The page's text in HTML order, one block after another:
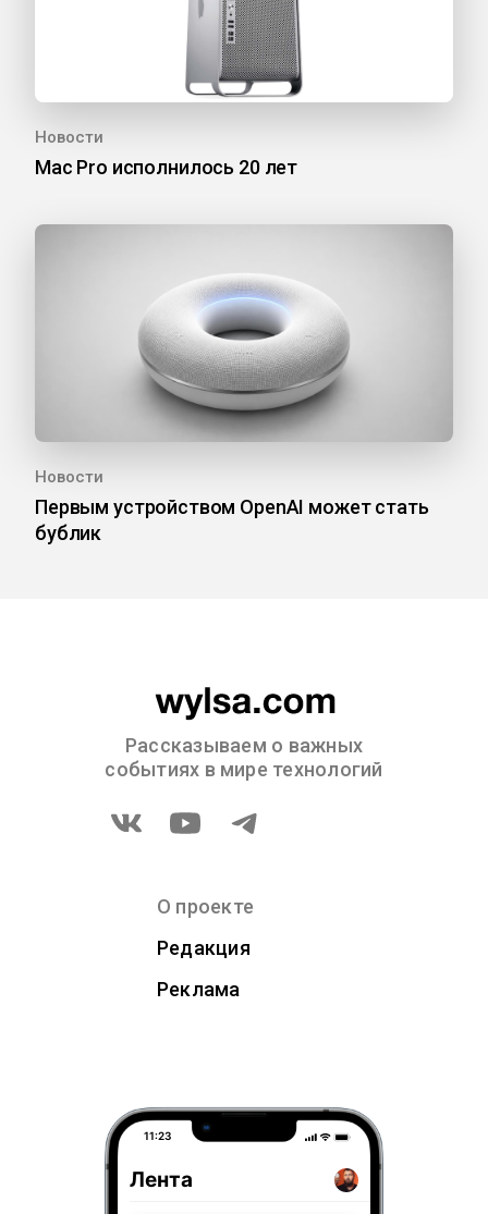
Новости
Mac Pro исполнилось 20 лет
Новости
Первым устройством OpenAI может стать
бублик
Рассказываем о важных
событиях в мире технологий
О проекте
Редакция
Реклама
11:23
Лента